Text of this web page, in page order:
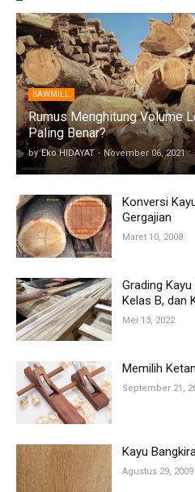
SAWMILL
Rumus Menghitung Volume
Paling Benar?
by Eko HIDAYAT - November 06, 2021
Konversi
Gergajian
Maret 10, 2008
Grading
Kelas B, dan
Mei 13, 2022
Memilih
September 21,
Kayu
Agustus 29, 2009